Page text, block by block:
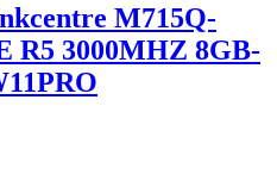
M715Q-
R5 3000MHZ 8GB-